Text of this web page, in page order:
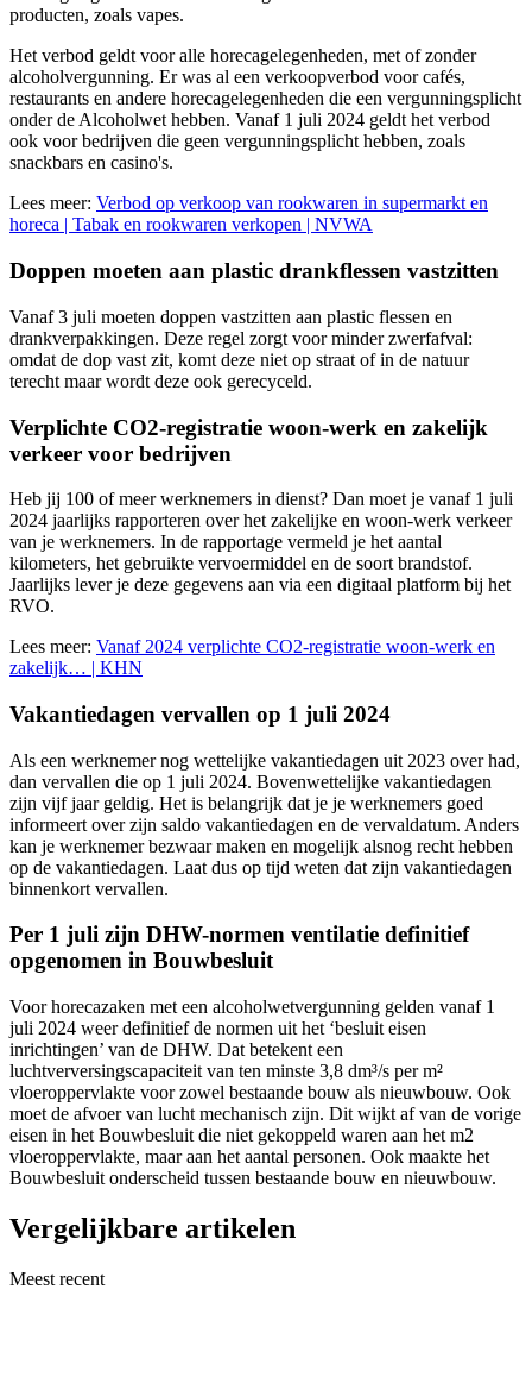
producten, zoals vapes.
Het verbod geldt voor alle horecagelegenheden, met of zonder
alcoholvergunning. Er was al een verkoopverbod voor cafés,
restaurants en andere horecagelegenheden die een vergunningsplicht
onder de Alcoholwet hebben. Vanaf 1 juli 2024 geldt het verbod
ook voor bedrijven die geen vergunningsplicht hebben, zoals
snackbars en casino's.
Lees meer: Verbod op verkoop van rookwaren in supermarkt en
horeca | Tabak en rookwaren verkopen | NVWA
Doppen moeten aan plastic drankflessen vastzitten
Vanaf 3 juli moeten doppen vastzitten aan plastic flessen en
drankverpakkingen. Deze regel zorgt voor minder zwerfafval:
omdat de dop vast zit, komt deze niet op straat of in de natuur
terecht maar wordt deze ook gerecyceld.
Verplichte CO2-registratie woon-werk en zakelijk
verkeer voor bedrijven
Heb jij 100 of meer werknemers in dienst? Dan moet je vanaf 1 juli
2024 jaarlijks rapporteren over het zakelijke en woon-werk verkeer
van je werknemers. In de rapportage vermeld je het aantal
kilometers, het gebruikte vervoermiddel en de soort brandstof.
Jaarlijks lever je deze gegevens aan via een digitaal platform bij het
RVO.
Lees meer: Vanaf 2024 verplichte CO2-registratie woon-werk en
zakelijk… | KHN
Vakantiedagen vervallen op 1 juli 2024
Als een werknemer nog wettelijke vakantiedagen uit 2023 over had,
dan vervallen die op 1 juli 2024. Bovenwettelijke vakantiedagen
zijn vijf jaar geldig. Het is belangrijk dat je je werknemers goed
informeert over zijn saldo vakantiedagen en de vervaldatum. Anders
kan je werknemer bezwaar maken en mogelijk alsnog recht hebben
op de vakantiedagen. Laat dus op tijd weten dat zijn vakantiedagen
binnenkort vervallen.
Per 1 juli zijn DHW-normen ventilatie definitief
opgenomen in Bouwbesluit
Voor horecazaken met een alcoholwetvergunning gelden vanaf 1
juli 2024 weer definitief de normen uit het ‘besluit eisen
inrichtingen’ van de DHW. Dat betekent een
luchtverversingscapaciteit van ten minste 3,8 dm³/s per m²
vloeroppervlakte voor zowel bestaande bouw als nieuwbouw. Ook
moet de afvoer van lucht mechanisch zijn. Dit wijkt af van de vorige
eisen in het Bouwbesluit die niet gekoppeld waren aan het m2
vloeroppervlakte, maar aan het aantal personen. Ook maakte het
Bouwbesluit onderscheid tussen bestaande bouw en nieuwbouw.
Vergelijkbare artikelen
Meest recent